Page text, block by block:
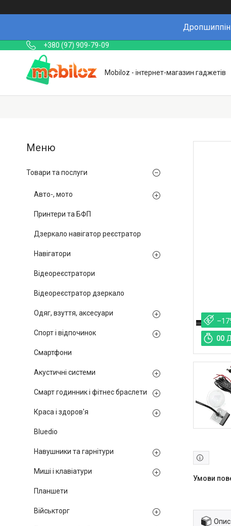
+380 (97) 909-79-09
Mobiloz - інтернет-магазин гаджетів
00
Опис
Товари та послуги
Авто-, мото
Принтери та БФП
Дзеркало навігатор реєстратор
Навігатори
Відеореєстратори
Відеореєстратор дзеркало
Одяг, взуття, аксесуари
Спорт і відпочинок
Смартфони
Акустичні системи
Смарт годинник і фітнес браслети
Краса і здоров'я
Bluedio
Навушники та гарнітури
Миші і клавіатури
Планшети
Військторг